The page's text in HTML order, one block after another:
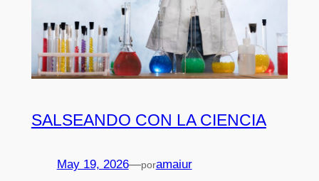
SALSEANDO CON LA CIENCIA
May 19, 2026—poramaiur